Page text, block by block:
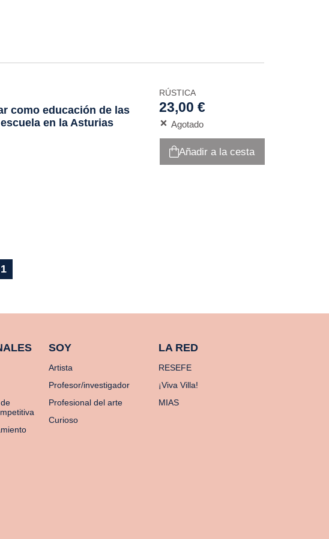
como educación de las
en la Asturias
RÚSTICA
23,00 €
Agotado
Añadir a la cesta
1
SOY
Artista
Profesor/investigador
Profesional del arte
Curioso
LA RED
RESEFE
¡Viva Villa!
MIAS